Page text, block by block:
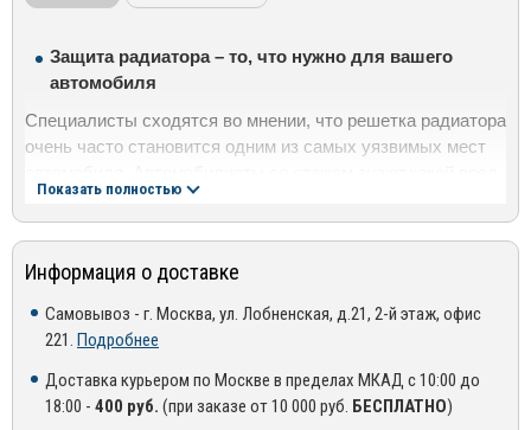
Защита радиатора – то, что нужно для вашего
автомобиля
Специалисты сходятся во мнении, что решетка радиатора
очень часто становится одним из самых уязвимых мест
приносят решетке мелкие камни, грязь, зимние реагенты.
Красивая, сверкающая решётка радиатора всего за
покрыться вмятинами от камней и следами от
раздавленных об неё насекомых. Хуже того – может
пострадать двигатель или кондиционер вашего авто.
Защита «стандарт» – безопасность вашего авто под
контролем
Показать полностью
Информация о доставке
Самовывоз - г. Москва, ул. Лобненская, д.21, 2-й этаж, офис
221. Подробнее
Доставка курьером по Москве в пределах МКАД с 10:00 до
18:00 - 400 руб. (при заказе от 10 000 руб. БЕСПЛАТНО)